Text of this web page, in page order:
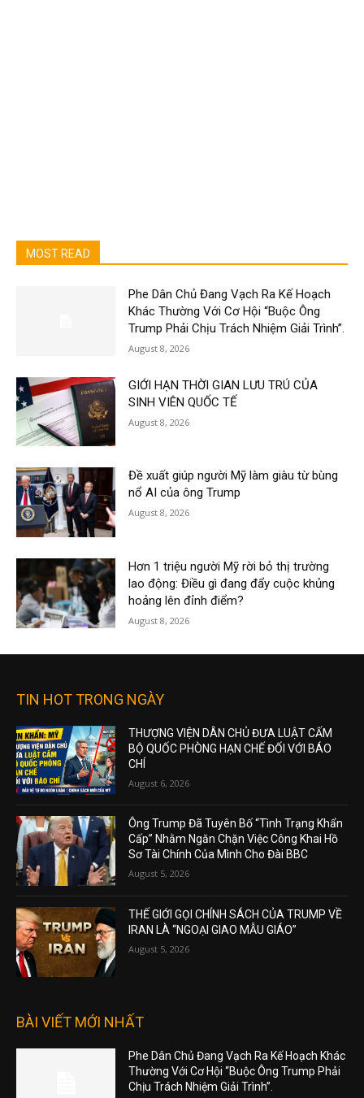
MOST READ
Phe Dân Chủ Đang Vạch Ra Kế Hoạch
Khác Thường Với Cơ Hội “Buộc Ông
Trump Phải Chịu Trách Nhiệm Giải Trình”.
August 8, 2026
GIỚI HẠN THỜI GIAN LƯU TRÚ CỦA
SINH VIÊN QUỐC TẾ
August 8, 2026
Đề xuất giúp người Mỹ làm giàu từ bùng
nổ AI của ông Trump
August 8, 2026
Hơn 1 triệu người Mỹ rời bỏ thị trường
lao động: Điều gì đang đẩy cuộc khủng
hoảng lên đỉnh điểm?
August 8, 2026
TIN HOT TRONG NGÀY
THƯỢNG VIỆN DÂN CHỦ ĐƯA LUẬT CẤM
BỘ QUỐC PHÒNG HẠN CHẾ ĐỐI VỚI BÁO
CHÍ
August 6, 2026
Ông Trump Đã Tuyên Bố “Tình Trạng Khẩn
Cấp” Nhằm Ngăn Chặn Việc Công Khai Hồ
Sơ Tài Chính Của Mình Cho Đài BBC
August 5, 2026
THẾ GIỚI GỌI CHÍNH SÁCH CỦA TRUMP VỀ
IRAN LÀ “NGOẠI GIAO MẪU GIÁO”
August 5, 2026
BÀI VIẾT MỚI NHẤT
Phe Dân Chủ Đang Vạch Ra Kế Hoạch Khác
Thường Với Cơ Hội “Buộc Ông Trump Phải
Chịu Trách Nhiệm Giải Trình”.